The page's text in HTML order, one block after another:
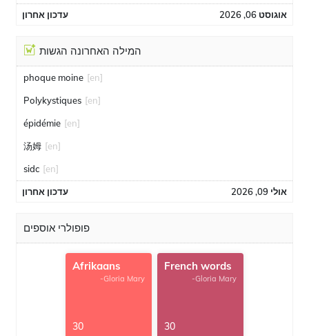
עדכון אחרון אוגוסט 06, 2026
המילה האחרונה הגשות
phoque moine [en]
Polykystiques [en]
épidémie [en]
汤姆 [en]
sidc [en]
עדכון אחרון אולי 09, 2026
פופולרי אוספים
Afrikaans
-Gloria Mary
30
French words
-Gloria Mary
30